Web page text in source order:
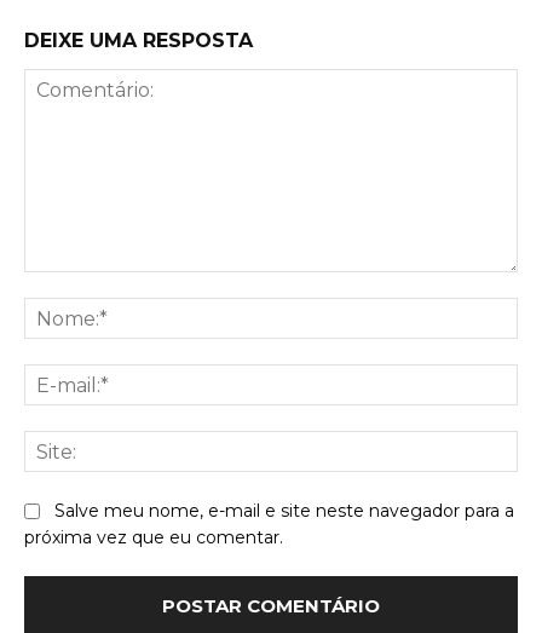
DEIXE UMA RESPOSTA
Salve meu nome, e-mail e site neste navegador para a
próxima vez que eu comentar.